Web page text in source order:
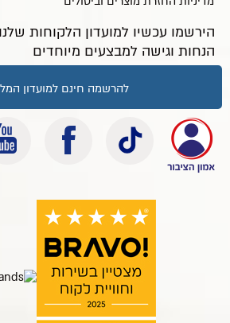
הירשמו עכשיו למועדון הלקוחות
הנחות וגישה למבצעים מיוחדים
להרשמה חינם למועדון